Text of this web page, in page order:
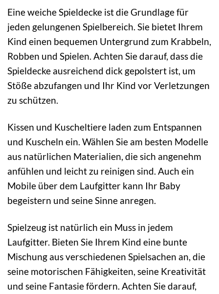
Eine weiche Spieldecke ist die Grundlage für
jeden gelungenen Spielbereich. Sie bietet Ihrem
Kind einen bequemen Untergrund zum Krabbeln,
Robben und Spielen. Achten Sie darauf, dass die
Spieldecke ausreichend dick gepolstert ist, um
Stöße abzufangen und Ihr Kind vor Verletzungen
zu schützen.
Kissen und Kuscheltiere laden zum Entspannen
und Kuscheln ein. Wählen Sie am besten Modelle
aus natürlichen Materialien, die sich angenehm
anfühlen und leicht zu reinigen sind. Auch ein
Mobile über dem Laufgitter kann Ihr Baby
begeistern und seine Sinne anregen.
Spielzeug ist natürlich ein Muss in jedem
Laufgitter. Bieten Sie Ihrem Kind eine bunte
Mischung aus verschiedenen Spielsachen an, die
seine motorischen Fähigkeiten, seine Kreativität
und seine Fantasie fördern. Achten Sie darauf,